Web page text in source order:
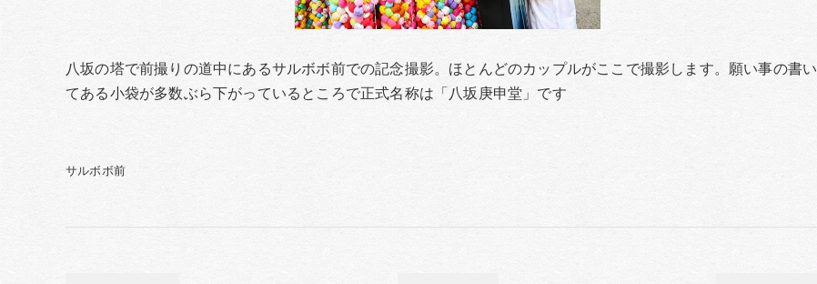
八坂の塔で前撮りの道中にあるサルボボ前での記念撮影。ほとんどのカップルがここで撮影します。願い事の書い
てある小袋が多数ぶら下がっているところで正式名称は「八坂庚申堂」です
サルボボ前